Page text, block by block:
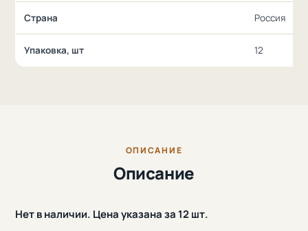
Страна Россия
Упаковка, шт 12
ОПИСАНИЕ
Описание
Нет в наличии. Цена указана за 12 шт.